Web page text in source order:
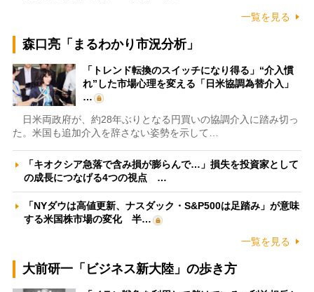
一覧を見る
森口亮「まるわかり市況分析」
「トレンド転換のスイッチになり得る」“介入慣
れ”した市場心理を変える「日米協調為替介入」
…
日米両政府が、約28年ぶりとなる円買いの協調介入に踏み切っ
た。米国も追加介入を辞さない姿勢を示して…
「キオクシア急落で含み損が膨らんで…」損失を投資家として
の成長につなげる4つの視点 …
「NYダウは高値更新、ナスダック・S&P500は足踏み」が意味
する米国株市場の変化 半…
一覧を見る
大前研一「ビジネス新大陸」の歩き方